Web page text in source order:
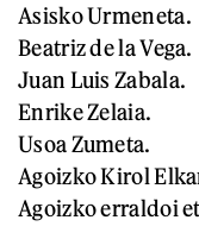
Asisko Urmeneta.
Beatriz de la Vega.
Juan Luis Zabala.
Enrike Zelaia.
Usoa Zumeta.
Agoizko Kirol
Agoizko erraldoi